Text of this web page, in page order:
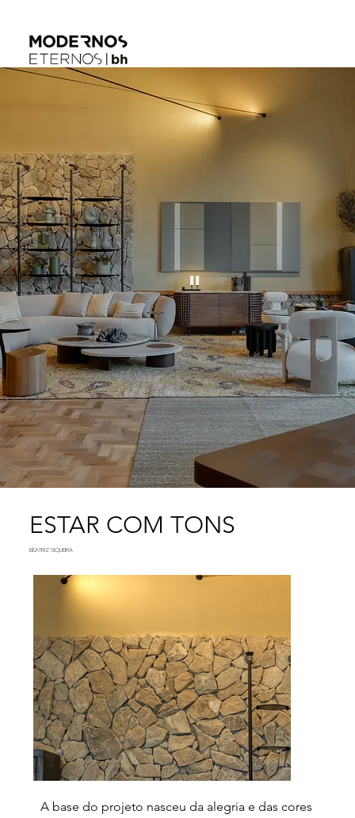
ESTAR COM TONS
BEATRIZ SIQUEIRA
A base do projeto nasceu da alegria e das cores